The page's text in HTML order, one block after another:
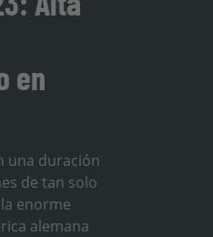
en
una duración
de tan solo
enorme
alemana